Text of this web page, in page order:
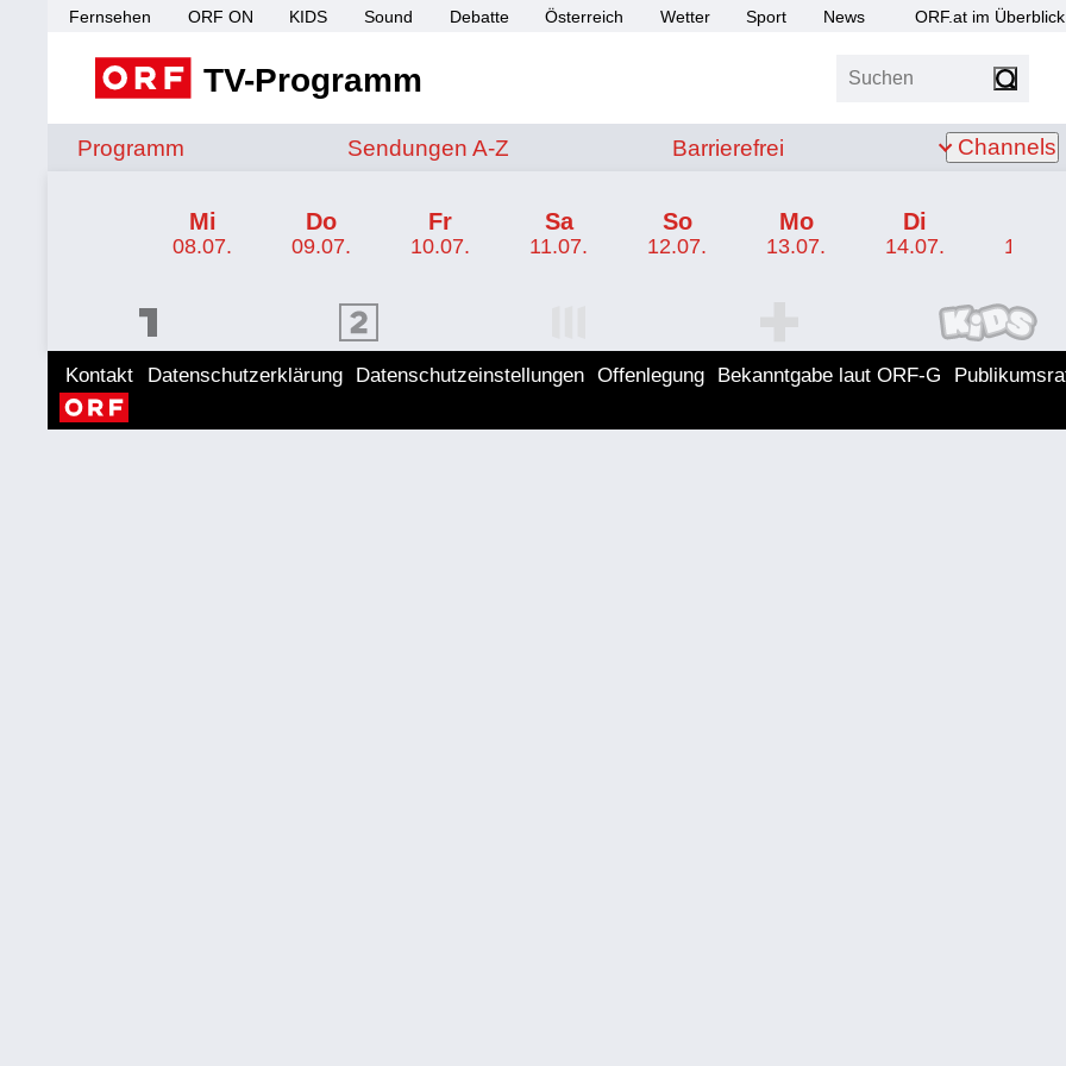
Fernsehen ORF ON KIDS Sound Debatte Österreich Wetter Sport News ORF.at im Überblick
TV-Programm Suchen
Programm Sendungen von A bis Z
Sendungen A-Z Barrierefrei
Barrierefrei Channels
Mi
08.07.
Do
09.07.
Fr
10.07.
Sa
11.07.
So
12.07.
Mo
13.07.
Di
14.07. 15.07.
ORF 2 Programm ORF KIDS Programm
Kontakt Datenschutzerklärung Datenschutzeinstellungen Offenlegung Bekanntgabe laut ORF-G